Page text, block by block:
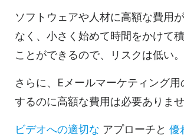
ソフトウェアや人材に高額な費用
なく、小さく始めて時間をかけて
ことができるので、リスクは低い。
さらに、 Eメールマーケティング用
するのに高額な費用は必要ありませ
ビデオへの適切な アプローチと 優